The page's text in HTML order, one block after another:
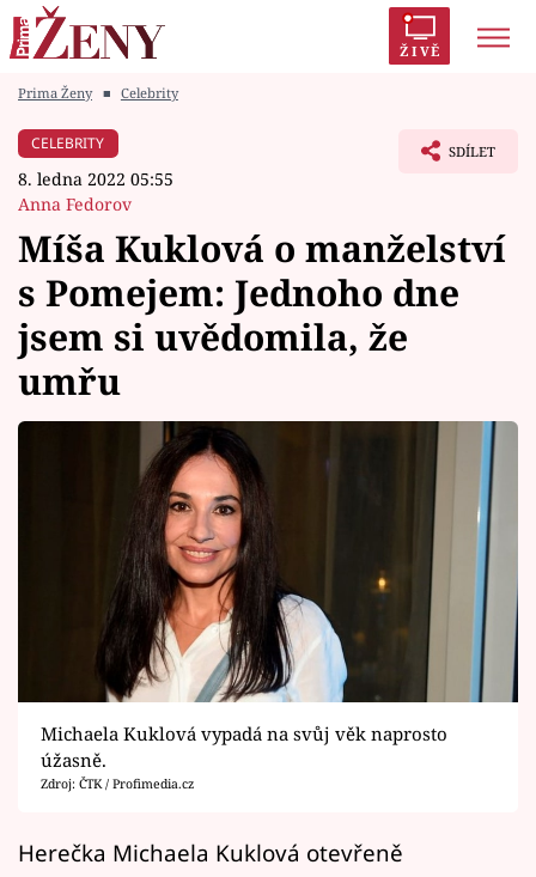
ŽIVĚ
Módní alarm
Témata
Celebrity
Vztahy
Horoskopy
Sledujte prima+
Filmový festival Karlovy Vary
Mámy sobě
Přihlášení
Prima Ženy ■ Celebrity
CELEBRITY
8. ledna 2022 05:55
Anna Fedorov
SDÍLET
Míša Kuklová o manželství
s Pomejem: Jednoho dne
jsem si uvědomila, že
umřu
Michaela Kuklová vypadá na svůj věk naprosto
úžasně.
Zdroj: ČTK / Profimedia.cz
Herečka Michaela Kuklová otevřeně